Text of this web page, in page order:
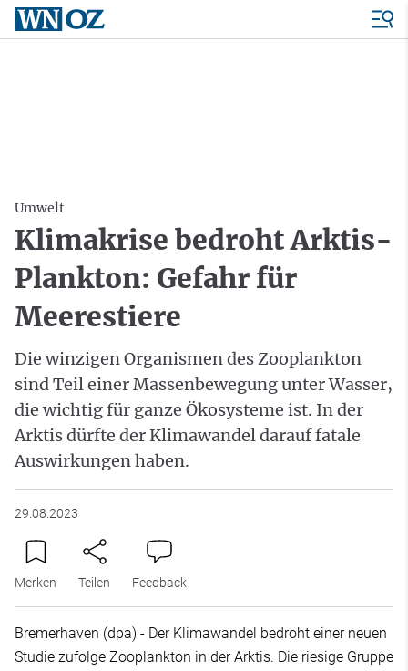
Umwelt
Klimakrise bedroht Arktis-
Plankton: Gefahr für
Meerestiere
Die winzigen Organismen des Zooplankton
sind Teil einer Massenbewegung unter Wasser,
die wichtig für ganze Ökosysteme ist. In der
Arktis dürfte der Klimawandel darauf fatale
Auswirkungen haben.
29.08.2023
Merken Teilen Feedback
Bremerhaven (dpa) - Der Klimawandel bedroht einer neuen
Studie zufolge Zooplankton in der Arktis. Die riesige Gruppe